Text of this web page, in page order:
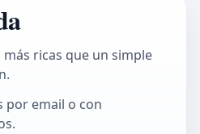
ricas que un simple
por email o con